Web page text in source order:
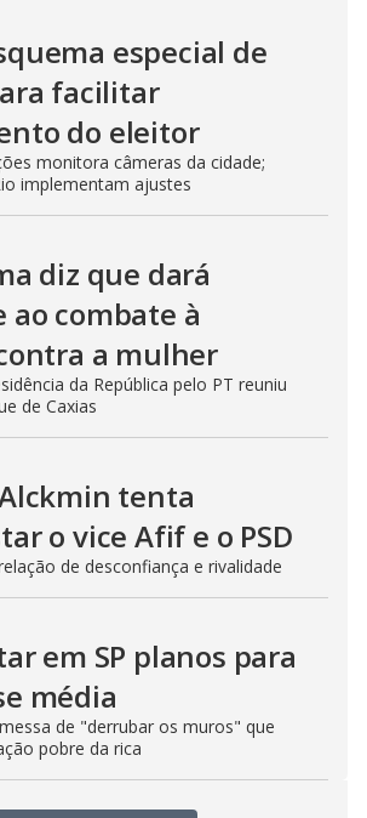
especial de
facilitar
do eleitor
monitora câmeras da cidade;
implementam ajustes
diz que dará
ao combate à
a mulher
da República pelo PT reuniu
de Caxias
tenta
o vice Afif e o PSD
de desconfiança e rivalidade
em SP planos para
média
de "derrubar os muros" que
pobre da rica